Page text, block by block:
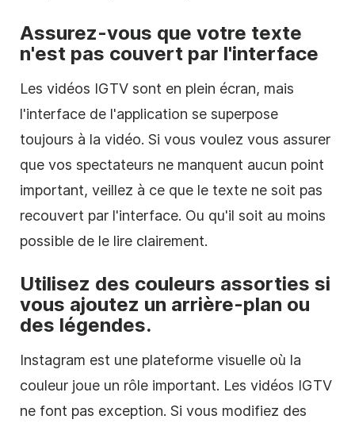
Assurez-vous que votre texte
n'est pas couvert par l'interface
Les vidéos IGTV sont en plein écran, mais
l'interface de l'application se superpose
toujours à la vidéo. Si vous voulez vous assurer
que vos spectateurs ne manquent aucun point
important, veillez à ce que le texte ne soit pas
recouvert par l'interface. Ou qu'il soit au moins
possible de le lire clairement.
Utilisez des couleurs assorties si
vous ajoutez un arrière-plan ou
des légendes.
Instagram est une plateforme visuelle où la
couleur joue un rôle important. Les vidéos IGTV
ne font pas exception. Si vous modifiez des